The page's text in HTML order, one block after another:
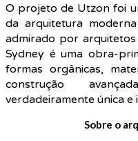
O projeto de Utzon foi
da arquitetura
admirado por
Sydney é uma obra-
formas orgânicas,
construção
verdadeiramente única e
Sobre o